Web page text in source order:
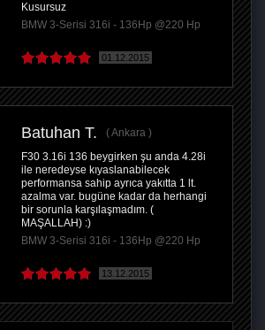
Kusursuz
BMW 3-Serisi 316i - 136Hp @220 Hp
01.12.2015
Batuhan T.
Ankara
F30 3.16i 136 beygirken şu anda 4.28i
ile neredeyse kıyaslanabilecek
performansa sahip ayrıca yakıtta 1 lt.
azalma var. bugüne kadar da herhangi
bir sorunla karşılaşmadım. (
MAŞALLAH) :)
BMW 3-Serisi 316i - 136Hp @220 Hp
13.12.2015